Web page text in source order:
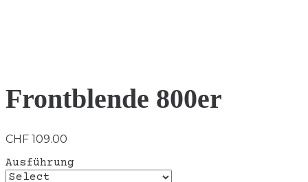
Frontblende 800er
CHF 109.00
Ausführung